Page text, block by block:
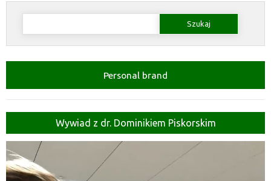
Szukaj:
Personal brand
Wywiad z dr. Dominikiem Piskorskim
Odtwarzacz
video